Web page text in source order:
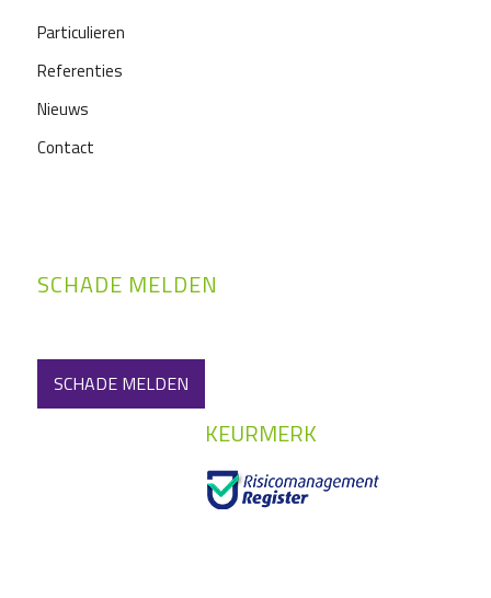
Particulieren
Referenties
Nieuws
Contact
SCHADE MELDEN
SCHADE MELDEN
KEURMERK